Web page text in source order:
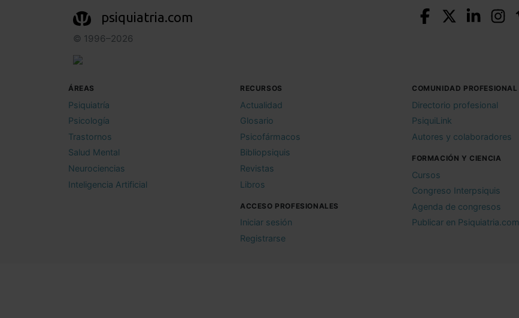
psiquiatria.com
© 1996–2026
ÁREAS
Psiquiatría
Psicología
Trastornos
Salud Mental
Neurociencias
Inteligencia Artificial
RECURSOS
Actualidad
Glosario
Psicofármacos
Bibliopsiquis
Revistas
Libros
ACCESO PROFESIONALES
Iniciar sesión
Registrarse
COMUNIDAD PROFESIONAL
Directorio profesional
PsiquiLink
Autores y colaboradores
FORMACIÓN Y CIENCIA
Cursos
Congreso Interpsiquis
Agenda de congresos
Publicar en Psiquiatria.com